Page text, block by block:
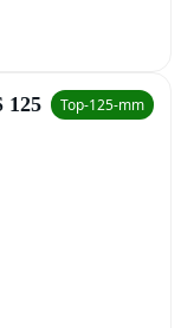
125 Top‑125‑mm